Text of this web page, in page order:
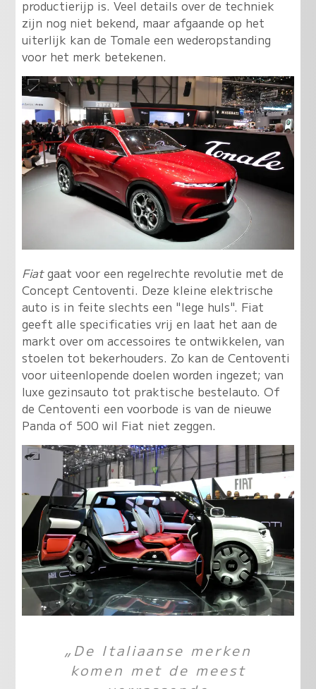
productierijp is. Veel details over de techniek
zijn nog niet bekend, maar afgaande op het
uiterlijk kan de Tomale een wederopstanding
voor het merk betekenen.
Fiatgaat voor een regelrechte revolutie met de
Concept Centoventi. Deze kleine elektrische
auto is in feite slechts een "lege huls". Fiat
geeft alle specificaties vrij en laat het aan de
markt over om accessoires te ontwikkelen, van
stoelen tot bekerhouders. Zo kan de Centoventi
voor uiteenlopende doelen worden ingezet; van
luxe gezinsauto tot praktische bestelauto. Of
de Centoventi een voorbode is van de nieuwe
Panda of 500 wil Fiat niet zeggen.
„De Italiaanse merken
komen met de meest